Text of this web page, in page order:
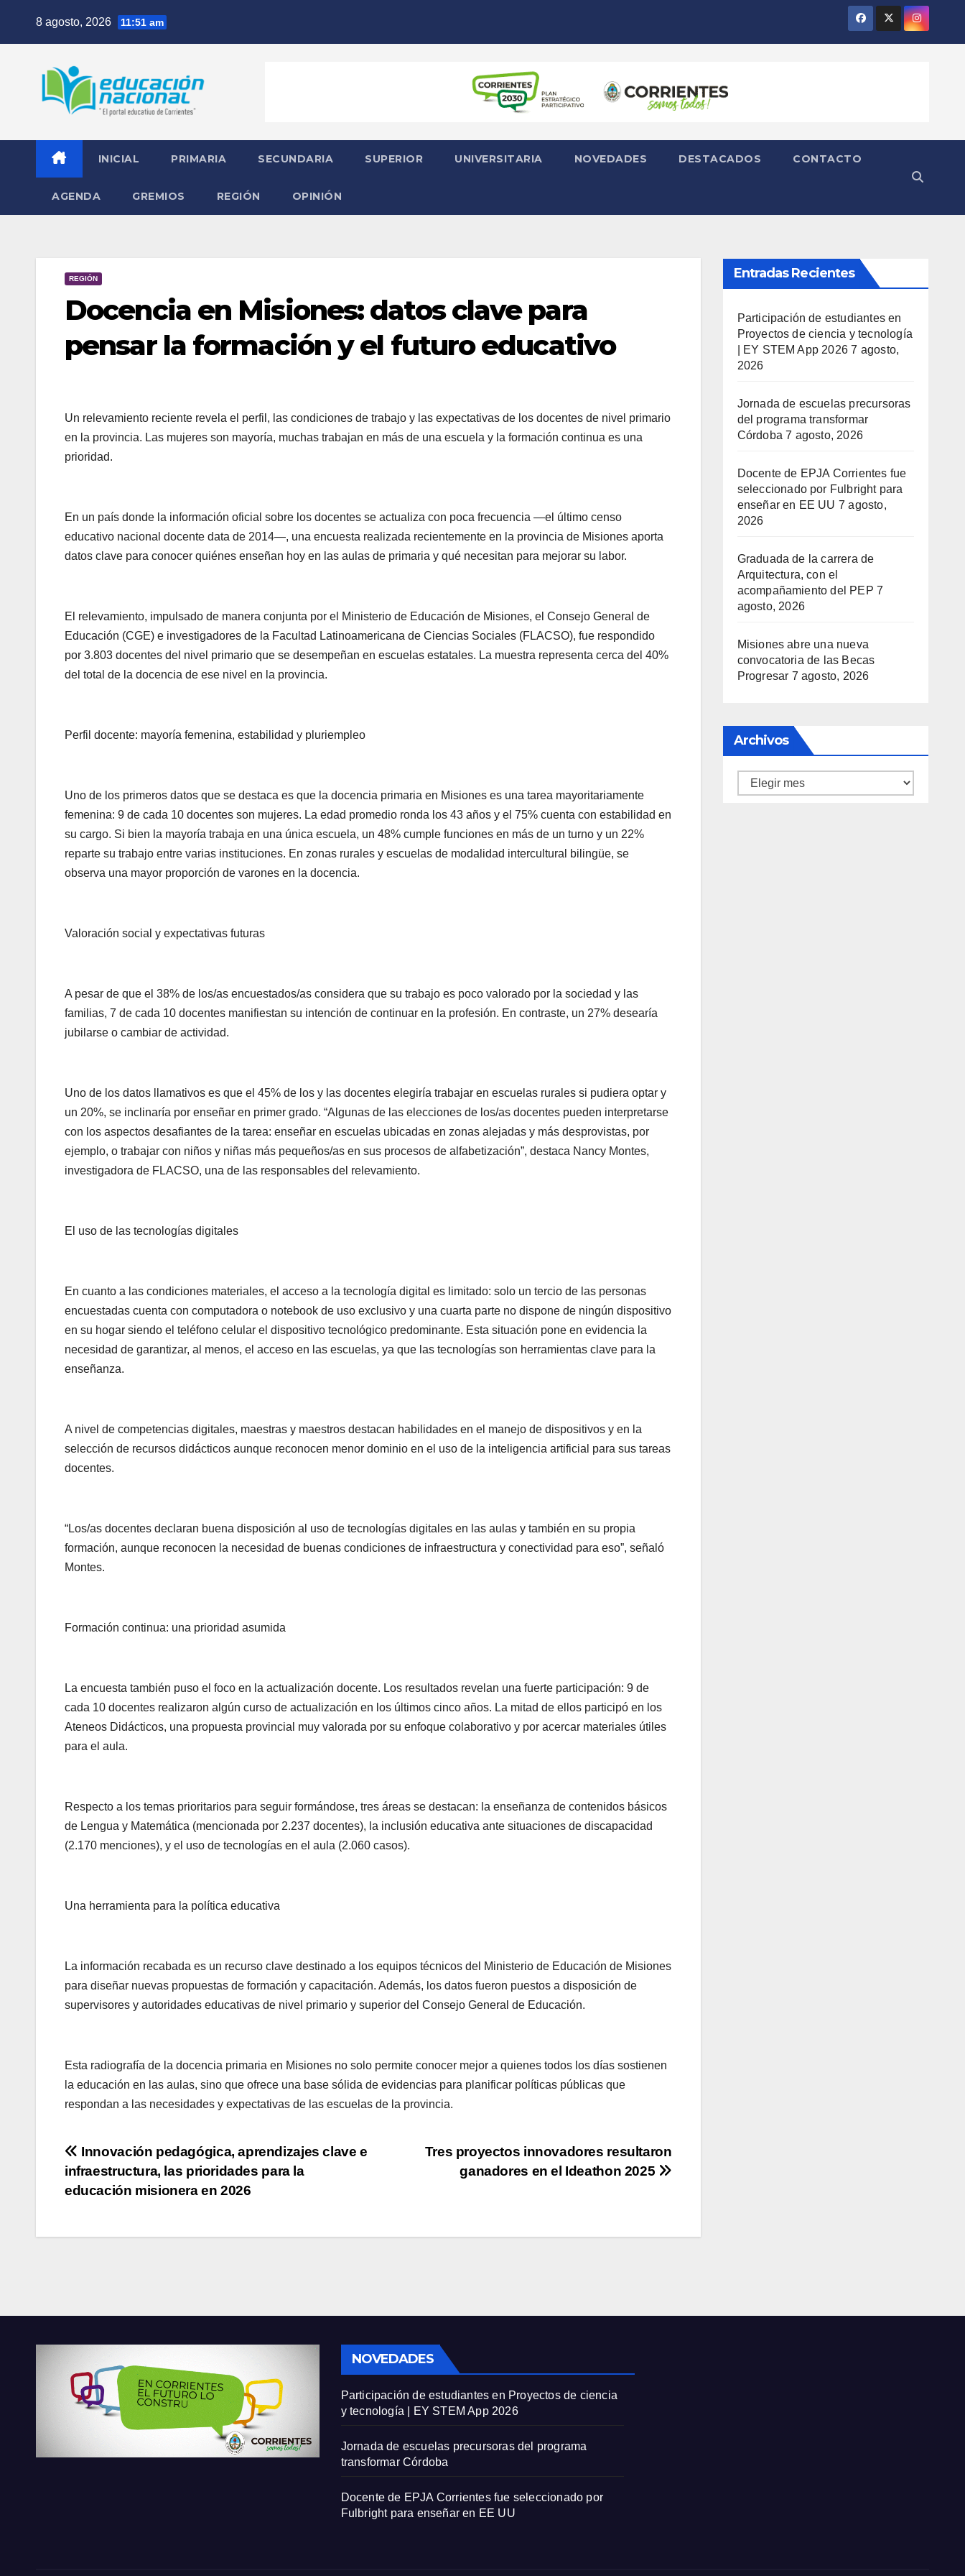
8 agosto, 2026 11:51 am
INICIAL PRIMARIA SECUNDARIA SUPERIOR UNIVERSITARIA NOVEDADES DESTACADOS CONTACTO
AGENDA GREMIOS REGIÓN OPINIÓN
REGIÓN
Docencia en Misiones: datos clave para
pensar la formación y el futuro educativo
Un relevamiento reciente revela el perfil, las condiciones de trabajo y las expectativas de los docentes de nivel primario
en la provincia. Las mujeres son mayoría, muchas trabajan en más de una escuela y la formación continua es una
prioridad.
En un país donde la información oficial sobre los docentes se actualiza con poca frecuencia —el último censo
educativo nacional docente data de 2014—, una encuesta realizada recientemente en la provincia de Misiones aporta
datos clave para conocer quiénes enseñan hoy en las aulas de primaria y qué necesitan para mejorar su labor.
El relevamiento, impulsado de manera conjunta por el Ministerio de Educación de Misiones, el Consejo General de
Educación (CGE) e investigadores de la Facultad Latinoamericana de Ciencias Sociales (FLACSO), fue respondido
por 3.803 docentes del nivel primario que se desempeñan en escuelas estatales. La muestra representa cerca del 40%
del total de la docencia de ese nivel en la provincia.
Perfil docente: mayoría femenina, estabilidad y pluriempleo
Uno de los primeros datos que se destaca es que la docencia primaria en Misiones es una tarea mayoritariamente
femenina: 9 de cada 10 docentes son mujeres. La edad promedio ronda los 43 años y el 75% cuenta con estabilidad en
su cargo. Si bien la mayoría trabaja en una única escuela, un 48% cumple funciones en más de un turno y un 22%
reparte su trabajo entre varias instituciones. En zonas rurales y escuelas de modalidad intercultural bilingüe, se
observa una mayor proporción de varones en la docencia.
Valoración social y expectativas futuras
A pesar de que el 38% de los/as encuestados/as considera que su trabajo es poco valorado por la sociedad y las
familias, 7 de cada 10 docentes manifiestan su intención de continuar en la profesión. En contraste, un 27% desearía
jubilarse o cambiar de actividad.
Uno de los datos llamativos es que el 45% de los y las docentes elegiría trabajar en escuelas rurales si pudiera optar y
un 20%, se inclinaría por enseñar en primer grado. “Algunas de las elecciones de los/as docentes pueden interpretarse
con los aspectos desafiantes de la tarea: enseñar en escuelas ubicadas en zonas alejadas y más desprovistas, por
ejemplo, o trabajar con niños y niñas más pequeños/as en sus procesos de alfabetización”, destaca Nancy Montes,
investigadora de FLACSO, una de las responsables del relevamiento.
El uso de las tecnologías digitales
En cuanto a las condiciones materiales, el acceso a la tecnología digital es limitado: solo un tercio de las personas
encuestadas cuenta con computadora o notebook de uso exclusivo y una cuarta parte no dispone de ningún dispositivo
en su hogar siendo el teléfono celular el dispositivo tecnológico predominante. Esta situación pone en evidencia la
necesidad de garantizar, al menos, el acceso en las escuelas, ya que las tecnologías son herramientas clave para la
enseñanza.
A nivel de competencias digitales, maestras y maestros destacan habilidades en el manejo de dispositivos y en la
selección de recursos didácticos aunque reconocen menor dominio en el uso de la inteligencia artificial para sus tareas
docentes.
“Los/as docentes declaran buena disposición al uso de tecnologías digitales en las aulas y también en su propia
formación, aunque reconocen la necesidad de buenas condiciones de infraestructura y conectividad para eso”, señaló
Montes.
Formación continua: una prioridad asumida
La encuesta también puso el foco en la actualización docente. Los resultados revelan una fuerte participación: 9 de
cada 10 docentes realizaron algún curso de actualización en los últimos cinco años. La mitad de ellos participó en los
Ateneos Didácticos, una propuesta provincial muy valorada por su enfoque colaborativo y por acercar materiales útiles
para el aula.
Respecto a los temas prioritarios para seguir formándose, tres áreas se destacan: la enseñanza de contenidos básicos
de Lengua y Matemática (mencionada por 2.237 docentes), la inclusión educativa ante situaciones de discapacidad
(2.170 menciones), y el uso de tecnologías en el aula (2.060 casos).
Una herramienta para la política educativa
La información recabada es un recurso clave destinado a los equipos técnicos del Ministerio de Educación de Misiones
para diseñar nuevas propuestas de formación y capacitación. Además, los datos fueron puestos a disposición de
supervisores y autoridades educativas de nivel primario y superior del Consejo General de Educación.
Esta radiografía de la docencia primaria en Misiones no solo permite conocer mejor a quienes todos los días sostienen
la educación en las aulas, sino que ofrece una base sólida de evidencias para planificar políticas públicas que
respondan a las necesidades y expectativas de las escuelas de la provincia.
Navegación
de
Tres proyectos innovadores resultaron
ganadores en el Ideathon 2025
Innovación pedagógica, aprendizajes clave e
infraestructura, las prioridades para la
educación misionera en 2026
Entradas Recientes
Participación de estudiantes en
Proyectos de ciencia y tecnología
| EY STEM App 2026 7 agosto,
2026
Jornada de escuelas precursoras
del programa transformar
Córdoba 7 agosto, 2026
Docente de EPJA Corrientes fue
seleccionado por Fulbright para
enseñar en EE UU 7 agosto,
2026
Graduada de la carrera de
Arquitectura, con el
acompañamiento del PEP 7
agosto, 2026
Misiones abre una nueva
convocatoria de las Becas
Progresar 7 agosto, 2026
Archivos
Archivos
NOVEDADES
Participación de estudiantes en Proyectos de ciencia
y tecnología | EY STEM App 2026
Jornada de escuelas precursoras del programa
transformar Córdoba
Docente de EPJA Corrientes fue seleccionado por
Fulbright para enseñar en EE UU